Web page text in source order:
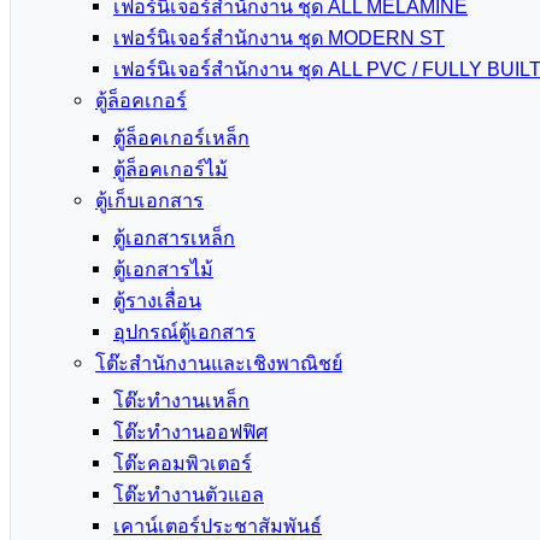
เฟอร์นิเจอร์สำนักงาน ชุด ALL MELAMINE
เฟอร์นิเจอร์สำนักงาน ชุด MODERN ST
เฟอร์นิเจอร์สำนักงาน ชุด ALL PVC / FULLY BUILT
ตู้ล็อคเกอร์
ตู้ล็อคเกอร์เหล็ก
ตู้ล็อคเกอร์ไม้
ตู้เก็บเอกสาร
ตู้เอกสารเหล็ก
ตู้เอกสารไม้
ตู้รางเลื่อน
อุปกรณ์ตู้เอกสาร
โต๊ะสำนักงานและเชิงพาณิชย์
โต๊ะทำงานเหล็ก
โต๊ะทำงานออฟฟิศ
โต๊ะคอมพิวเตอร์
โต๊ะทำงานตัวแอล
เคาน์เตอร์ประชาสัมพันธ์